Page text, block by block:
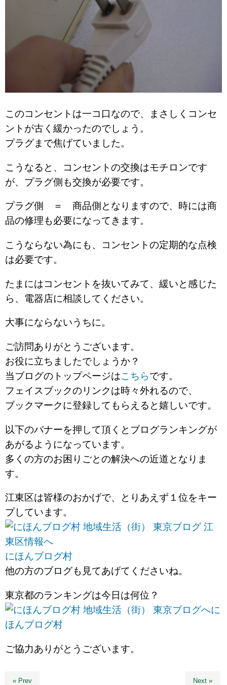
このコンセントは一コ口なので、まさしくコンセ
ントが古く緩かったのでしょう。
プラグまで焦げていました。
こうなると、コンセントの交換はモチロンです
が、プラグ側も交換が必要です。
プラグ側 ＝ 商品側となりますので、時には商
品の修理も必要になってきます。
こうならない為にも、コンセントの定期的な点検
は必要です。
たまにはコンセントを抜いてみて、緩いと感じた
ら、電器店に相談してください。
大事にならないうちに。
ご訪問ありがとうございます。
お役に立ちましたでしょうか？
当ブログのトップページはこちらです。
フェイスブックのリンクは時々外れるので、
ブックマークに登録してもらえると嬉しいです。
以下のバナーを押して頂くとブログランキングが
あがるようになっています。
多くの方のお困りごとの解決への近道となりま
す。
江東区は皆様のおかげで、とりあえず１位をキー
プしています。
にほんブログ村
他の方のブログも見てあげてくださいね。
東京都のランキングは今日は何位？
に
ほんブログ村
ご協力ありがとうございます。
« Prev Next »